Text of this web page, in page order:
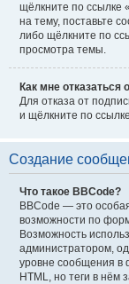
щёлкните по ссылке
на тему, поставьте
либо щёлкните по
просмотра темы.
Как мне отказаться
Для отказа от
и щёлкните по
Создание
Что такое BBCode?
BBCode — это
возможности по
Возможность
администратором,
уровне сообщения в
HTML, но теги в нём